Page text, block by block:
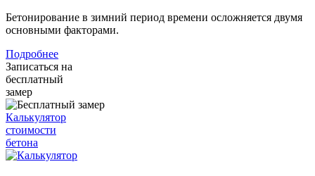
Бетонирование в зимний период времени осложняется двумя
основными факторами.
Подробнее
Записаться на
бесплатный
замер
Калькулятор
стоимости
бетона